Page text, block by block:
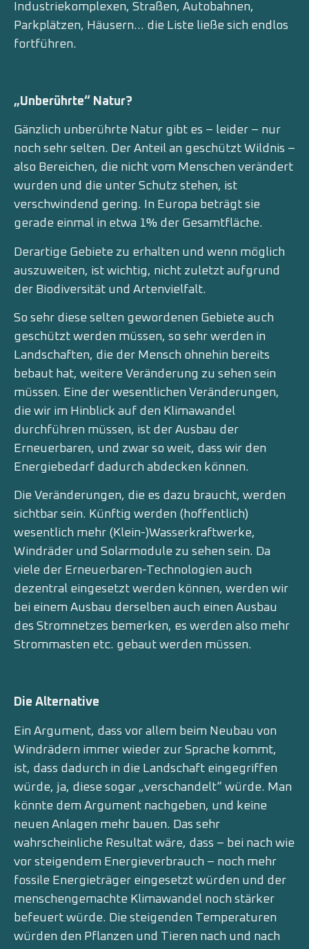
Industriekomplexen, Straßen, Autobahnen,
Parkplätzen, Häusern… die Liste ließe sich endlos
fortführen.
„Unberührte“ Natur?
Gänzlich unberührte Natur gibt es – leider – nur
noch sehr selten. Der Anteil an geschützt Wildnis –
also Bereichen, die nicht vom Menschen verändert
wurden und die unter Schutz stehen, ist
verschwindend gering. In Europa beträgt sie
gerade einmal in etwa 1% der Gesamtfläche.
Derartige Gebiete zu erhalten und wenn möglich
auszuweiten, ist wichtig, nicht zuletzt aufgrund
der Biodiversität und Artenvielfalt.
So sehr diese selten gewordenen Gebiete auch
geschützt werden müssen, so sehr werden in
Landschaften, die der Mensch ohnehin bereits
bebaut hat, weitere Veränderung zu sehen sein
müssen. Eine der wesentlichen Veränderungen,
die wir im Hinblick auf den Klimawandel
durchführen müssen, ist der Ausbau der
Erneuerbaren, und zwar so weit, dass wir den
Energiebedarf dadurch abdecken können.
Die Veränderungen, die es dazu braucht, werden
sichtbar sein. Künftig werden (hoffentlich)
wesentlich mehr (Klein-)Wasserkraftwerke,
Windräder und Solarmodule zu sehen sein. Da
viele der Erneuerbaren-Technologien auch
dezentral eingesetzt werden können, werden wir
bei einem Ausbau derselben auch einen Ausbau
des Stromnetzes bemerken, es werden also mehr
Strommasten etc. gebaut werden müssen.
Die Alternative
Ein Argument, dass vor allem beim Neubau von
Windrädern immer wieder zur Sprache kommt,
ist, dass dadurch in die Landschaft eingegriffen
würde, ja, diese sogar „verschandelt“ würde. Man
könnte dem Argument nachgeben, und keine
neuen Anlagen mehr bauen. Das sehr
wahrscheinliche Resultat wäre, dass – bei nach wie
vor steigendem Energieverbrauch – noch mehr
fossile Energieträger eingesetzt würden und der
menschengemachte Klimawandel noch stärker
befeuert würde. Die steigenden Temperaturen
würden den Pflanzen und Tieren nach und nach